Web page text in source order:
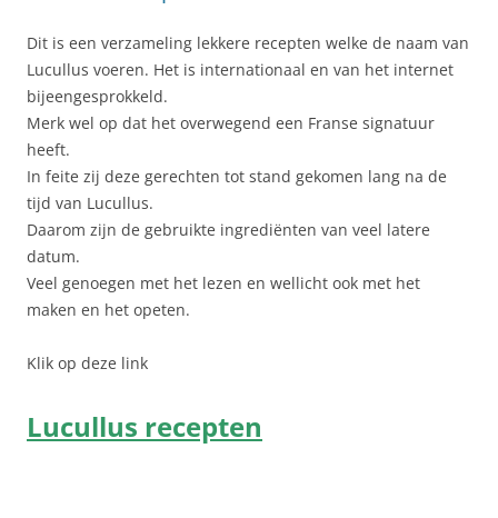
Dit is een verzameling lekkere recepten welke de naam van
Lucullus voeren. Het is internationaal en van het internet
bijeengesprokkeld.
Merk wel op dat het overwegend een Franse signatuur
heeft.
In feite zij deze gerechten tot stand gekomen lang na de
tijd van Lucullus.
Daarom zijn de gebruikte ingrediënten van veel latere
datum.
Veel genoegen met het lezen en wellicht ook met het
maken en het opeten.
Klik op deze link
Lucullus recepten